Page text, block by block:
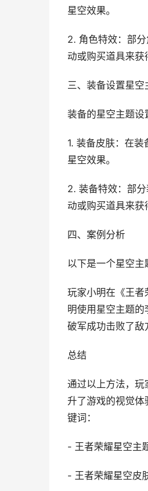
星空效果。
2. 角色特效：部
动或购买道具来获
三、装备设置星空
装备的星空主题设
1. 装备皮肤：在
星空效果。
2. 装备特效：部
动或购买道具来获
四、案例分析
以下是一个星空主
玩家小明在《王者
明使用星空主题
破军成功击败了敌
总结
通过以上方法，玩
升了游戏的视觉体
键词：
- 王者荣耀星空主
- 王者荣耀星空皮